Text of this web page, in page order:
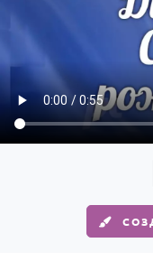
С Днем рождения
Свадьба
Годовщина
Календарь
Женщине
Мужчине